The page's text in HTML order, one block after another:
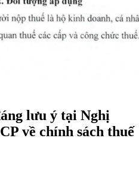
lưu ý tại Nghị
về chính sách thuế